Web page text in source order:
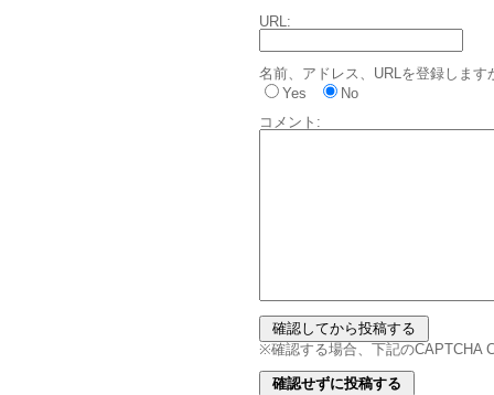
URL:
名前、アドレス、URLを登録します
Yes
No
コメント:
※確認する場合、下記のCAPTCHA